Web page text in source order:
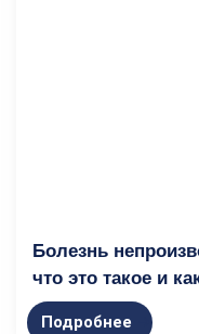
Болезнь
что это такое и
Подробнее